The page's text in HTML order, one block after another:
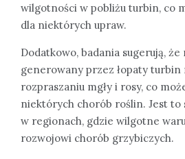
wilgotności w pobliżu turbin, co
dla niektórych upraw.
Dodatkowo, badania sugerują,
generowany przez łopaty turbin
rozpraszaniu mgły i rosy, co
niektórych chorób roślin. Jest to
w regionach, gdzie wilgotne
rozwojowi chorób grzybiczych.